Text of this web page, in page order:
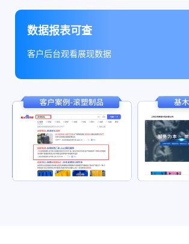
数据报表可查
客户后台观看展现数据